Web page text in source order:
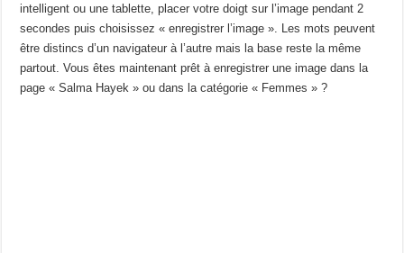
intelligent ou une tablette, placer votre doigt sur l’image pendant 2
secondes puis choisissez « enregistrer l’image ». Les mots peuvent
être distincs d’un navigateur à l’autre mais la base reste la même
partout. Vous êtes maintenant prêt à enregistrer une image dans la
page « Salma Hayek » ou dans la catégorie « Femmes » ?